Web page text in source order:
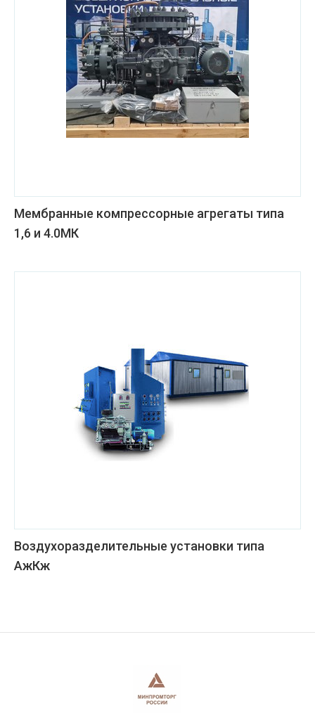
Мембранные компрессорные агрегаты типа
1,6 и 4.0МК
Воздухоразделительные установки типа
АжКж